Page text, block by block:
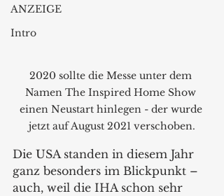
ANZEIGE
Intro
2020 sollte die Messe unter dem
Namen The Inspired Home Show
einen Neustart hinlegen - der wurde
jetzt auf August 2021 verschoben.
Die USA standen in diesem Jahr
ganz besonders im Blickpunkt –
auch, weil die IHA schon sehr